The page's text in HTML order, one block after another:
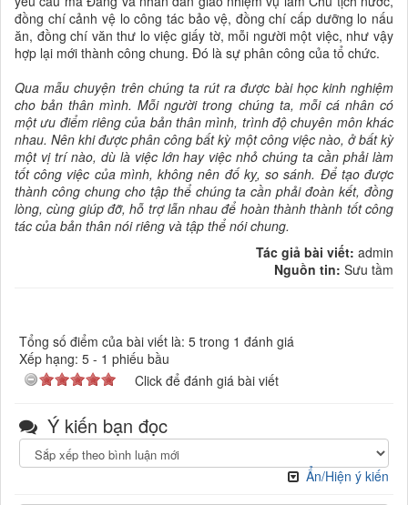
đồng chí cảnh vệ lo công tác bảo vệ, đồng chí cấp dưỡng lo nấu
ăn, đồng chí văn thư lo việc giấy tờ, mỗi người một việc, như vậy
hợp lại mới thành công chung. Đó là sự phân công của tổ chức.
Qua mẫu chuyện trên chúng ta rút ra được bài học kinh nghiệm
cho bản thân mình. Mỗi người trong chúng ta, mỗi cá nhân có
một ưu điểm riêng của bản thân mình, trình độ chuyên môn khác
nhau. Nên khi được phân công bất kỳ một công việc nào, ở bất kỳ
một vị trí nào, dù là việc lớn hay việc nhỏ chúng ta cần phải làm
tốt công việc của mình, không nên đố kỵ, so sánh. Để tạo được
thành công chung cho tập thể chúng ta cần phải đoàn kết, đồng
lòng, cùng giúp đỡ, hỗ trợ lẫn nhau để hoàn thành thành tốt công
tác của bản thân nói riêng và tập thể nói chung.
Tác giả bài viết: admin
Nguồn tin: Sưu tầm
Tổng số điểm của bài viết là: 5 trong 1 đánh giá
Xếp hạng: 5 - 1 phiếu bầu
Click để đánh giá bài viết
Ý kiến bạn đọc
Ẩn/Hiện ý kiến